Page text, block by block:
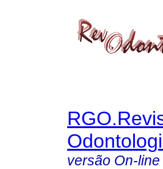
versão On-line